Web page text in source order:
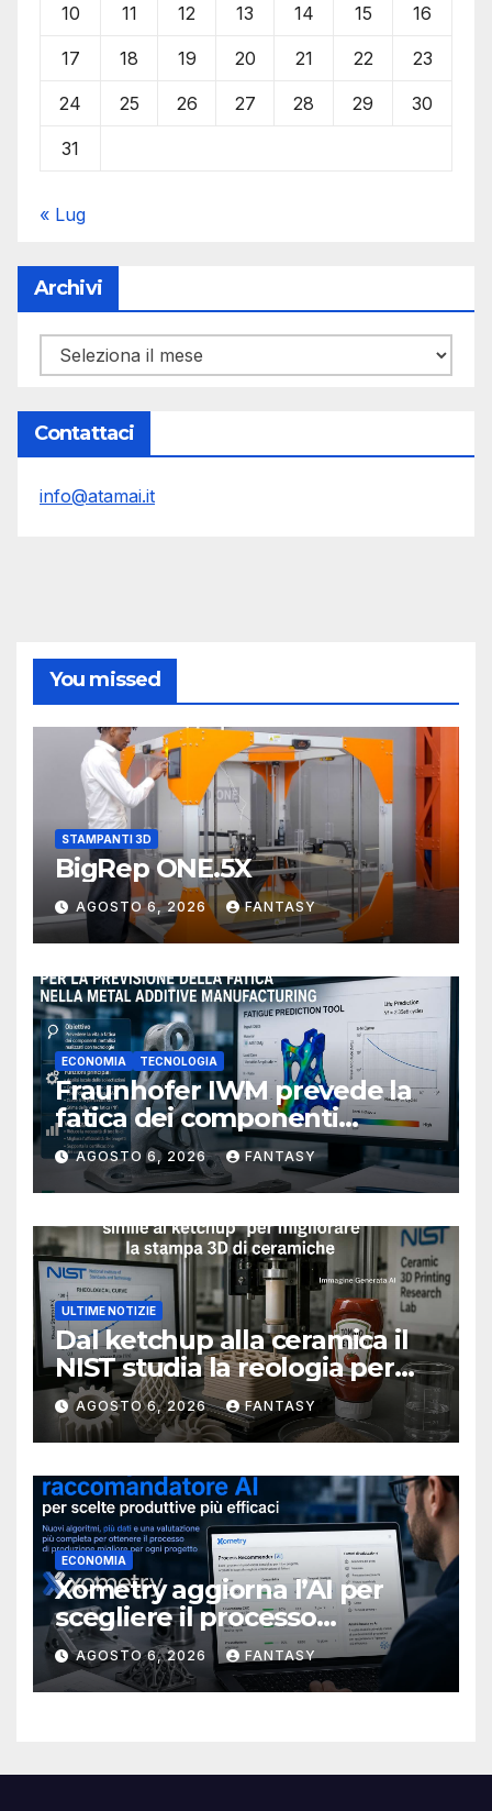
10 11 12 13 14 15 16
17 18 19 20 21 22 23
24 25 26 27 28 29 30
31
« Lug
Archivi
Archivi
Contattaci
info@atamai.it
You missed
STAMPANTI 3D
BigRep ONE.5X
AGOSTO 6, 2026 FANTASY
ECONOMIA TECNOLOGIA
Fraunhofer IWM prevede la
fatica dei componenti
metallici stampati in 3D
AGOSTO 6, 2026 FANTASY
ULTIME NOTIZIE
Dal ketchup alla ceramica il
NIST studia la reologia per
rendere più affidabile la
stampa 3D
AGOSTO 6, 2026 FANTASY
ECONOMIA
Xometry aggiorna l’AI per
scegliere il processo
produttivo più adatto
AGOSTO 6, 2026 FANTASY